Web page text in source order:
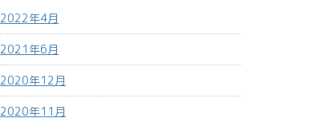
2022年4月
2021年6月
2020年12月
2020年11月